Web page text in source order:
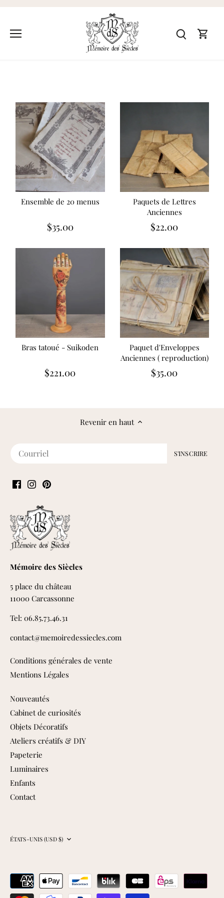
Ensemble de 20 menus
$35.00
Paquets de Lettres
Anciennes
$22.00
Bras tatoué - Suikoden
$221.00
Paquet d'Enveloppes
Anciennes ( reproduction)
$35.00
Revenir en haut
Mémoire des Siècles
5 place du château
11000 Carcassonne
Tel: 06.85.73.46.31
contact@memoiredessiecles.com
Conditions générales de vente
Mentions Légales
Nouveautés
Cabinet de curiosités
Objets Décoratifs
Ateliers créatifs & DIY
Papeterie
Luminaires
Enfants
Contact
Devise
ÉTATS-UNIS (USD $)